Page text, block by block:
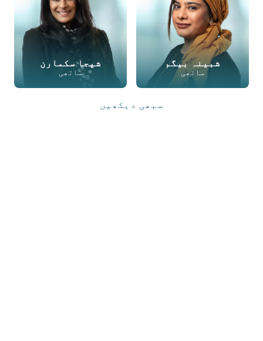
شبینہ بیگم
ساتھی
فون
شیجا سکمارن
ساتھی
سبھی دیکھیں